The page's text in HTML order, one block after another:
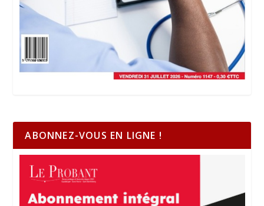
ABONNEZ-VOUS EN LIGNE !